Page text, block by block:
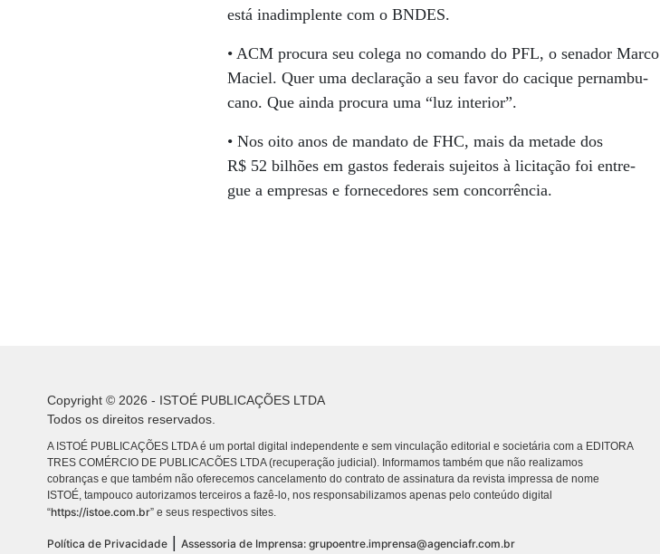
está inadimplente com o BNDES.
• ACM procura seu colega no comando do PFL, o senador Marco
Maciel. Quer uma declaração a seu favor do cacique pernambu-
cano. Que ainda procura uma “luz interior”.
• Nos oito anos de mandato de FHC, mais da metade dos
R$ 52 bilhões em gastos federais sujeitos à licitação foi entre-
gue a empresas e fornecedores sem concorrência.
Copyright © 2026 - ISTOÉ PUBLICAÇÕES LTDA
Todos os direitos reservados.
A ISTOÉ PUBLICAÇÕES LTDA é um portal digital independente e sem vinculação editorial e societária com a EDITORA
TRES COMÉRCIO DE PUBLICACÕES LTDA (recuperação judicial). Informamos também que não realizamos
cobranças e que também não oferecemos cancelamento do contrato de assinatura da revista impressa de nome
ISTOÉ, tampouco autorizamos terceiros a fazê-lo, nos responsabilizamos apenas pelo conteúdo digital
“https://istoe.com.br” e seus respectivos sites.
Política de Privacidade Assessoria de Imprensa: grupoentre.imprensa@agenciafr.com.br